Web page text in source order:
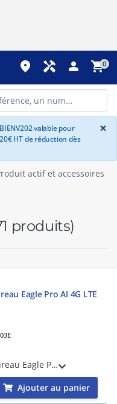
place handyman person shopping_cart0
valable pour
HT de réduction dès
×
actif et accessoires
produits)
Eagle Pro AI 4G LTE
Routeur de bureau Eagle Pro AI 4G LTE Cat. 4 et backup auto WAN < -> 4G 4 ports LAN 10/100Mbps - 1 port WAN 10/100Mbps - Wi-Fi N300
Ajouter au panier